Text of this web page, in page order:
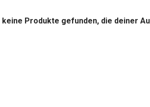
keine Produkte gefunden, die deiner